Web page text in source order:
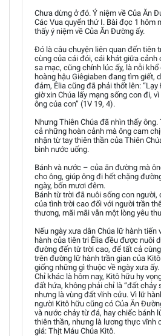
Chưa dừng ở đó. Ý niệm về Của Ăn
Các Vua quyển thứ I. Bài đọc 1 hôm
thấy ý niệm về Của Ăn Đường ấy.
Đó là câu chuyện liên quan đến tiên
cùng của cái đói, cái khát giữa cảnh
sa mạc, cũng chính lúc ấy, là nỗi
hoàng hậu Giêgiaben đang tìm giết,
đảm, Êlia cũng đã phải thốt lên:
giờ xin Chúa lấy mạng sống con đi,
ông của con” (1V 19, 4).
Nhưng Thiên Chúa đã nhìn thấy ông.
cả những hoàn cảnh mà ông cam
nhận từ tay thiên thần của Thiên
bình nước uống.
Bánh và nước – của ăn đường mà
cho ông, giúp ông đi hết chặng
ngày, bốn mươi đêm.
Bánh từ trời đã nuôi sống con người,
của tình trời cao đối với người trần
thương, mãi mãi vẫn một lòng yêu
Nếu ngày xưa dân Chúa lữ hành
hành của tiên tri Êlia đều được nuôi
đường đến từ trời cao, để tất cả
trên đường lữ hành trần gian của
giống những gì thuộc về ngày xưa ấy.
Chỉ khác là hôm nay, Kitô hữu hy
đất hứa, không phải chỉ là “đất chảy
nhưng là vùng đất vĩnh cửu. Vì lữ
người Kitô hữu cũng có Của Ăn
và nước chảy từ đá, hay chiếc bánh
thiên thần, nhưng là lương thực vĩnh
giá: Thịt Máu Chúa Kitô.